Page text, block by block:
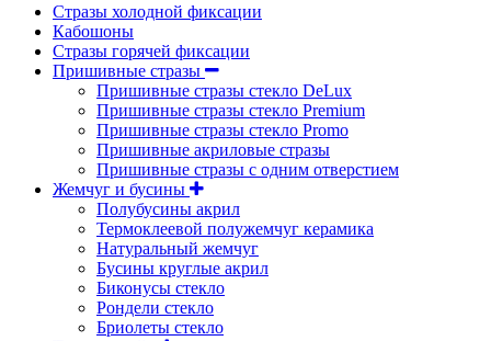
Стразы холодной фиксации
Кабошоны
Стразы горячей фиксации
Пришивные стразы
Пришивные стразы стекло DeLux
Пришивные стразы стекло Premium
Пришивные стразы стекло Promo
Пришивные акриловые стразы
Пришивные стразы с одним отверстием
Жемчуг и бусины
Полубусины акрил
Термоклеевой полужемчуг керамика
Натуральный жемчуг
Бусины круглые акрил
Биконусы стекло
Рондели стекло
Бриолеты стекло